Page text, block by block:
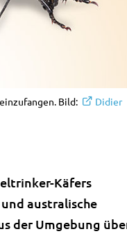
Bild:
Didier
Käfers
australische
der Umgebung